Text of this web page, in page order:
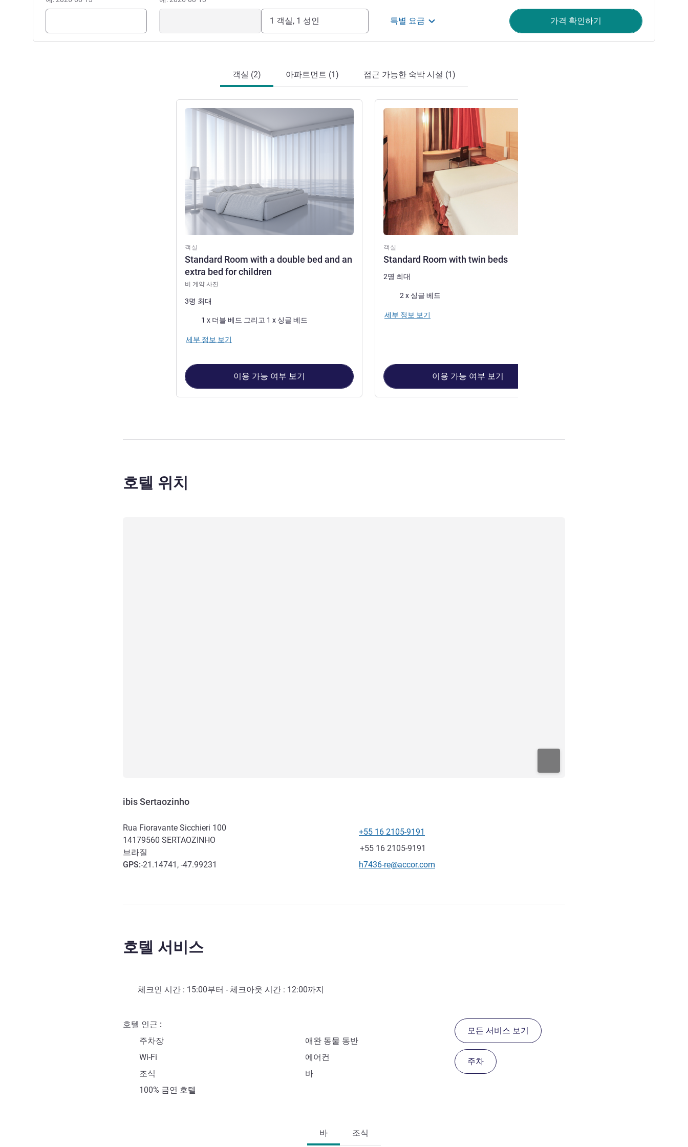
1 객실, 1 성인 특별 요금 가격 확인하기
객실 (2) 아파트먼트 (1) 접근 가능한 숙박 시설 (1)
객실
Standard Room with a double bed and an
extra bed for children
비 계약 사진
세부 정보 보기
3명 최대
1 x 더블 베드 그리고 1 x 싱글 베드
세부 정보 보기
이용 가능 여부 보기
객실
Standard Room with twin beds
세부 정보 보기
2명 최대
2 x 싱글 베드
세부 정보 보기
이용 가능 여부 보기
호텔 위치
ibis Sertaozinho
Rua Fioravante Sicchieri 100
14179560 SERTAOZINHO
브라질
GPS:-21.14741, -47.99231
전화
+55 16 2105-9191
팩스
+55 16 2105-9191
E-mail
h7436-re@accor.com
호텔 서비스
체크인 시간 : 15:00부터 - 체크아웃 시간 : 12:00까지
호텔 인근
주차장
애완 동물 동반
Wi-Fi
에어컨
조식
바
100% 금연 호텔
모든 서비스 보기
주차
바 조식